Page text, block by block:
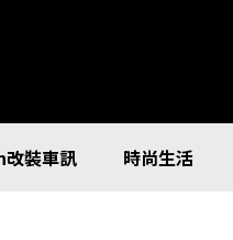
裝車訊 時尚生活